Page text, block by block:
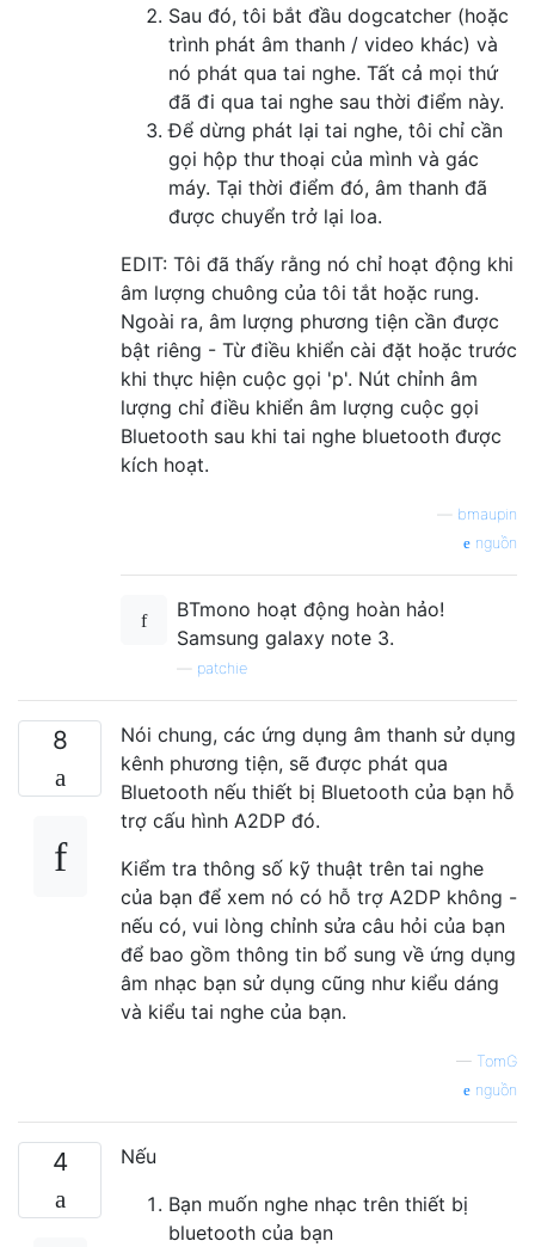
Sau đó, tôi bắt đầu dogcatcher (hoặc
trình phát âm thanh / video khác) và
nó phát qua tai nghe. Tất cả mọi thứ
đã đi qua tai nghe sau thời điểm này.
Để dừng phát lại tai nghe, tôi chỉ cần
gọi hộp thư thoại của mình và gác
máy. Tại thời điểm đó, âm thanh đã
được chuyển trở lại loa.
EDIT: Tôi đã thấy rằng nó chỉ hoạt động khi
âm lượng chuông của tôi tắt hoặc rung.
Ngoài ra, âm lượng phương tiện cần được
bật riêng - Từ điều khiển cài đặt hoặc trước
khi thực hiện cuộc gọi 'p'. Nút chỉnh âm
lượng chỉ điều khiển âm lượng cuộc gọi
Bluetooth sau khi tai nghe bluetooth được
kích hoạt.
bmaupin
nguồn
BTmono hoạt động hoàn hảo!
Samsung galaxy note 3.
patchie
8
Nói chung, các ứng dụng âm thanh sử dụng
kênh phương tiện, sẽ được phát qua
Bluetooth nếu thiết bị Bluetooth của bạn hỗ
trợ cấu hình A2DP đó.
Kiểm tra thông số kỹ thuật trên tai nghe
của bạn để xem nó có hỗ trợ A2DP không -
nếu có, vui lòng chỉnh sửa câu hỏi của bạn
để bao gồm thông tin bổ sung về ứng dụng
âm nhạc bạn sử dụng cũng như kiểu dáng
và kiểu tai nghe của bạn.
— TomG
nguồn
4
Nếu
Bạn muốn nghe nhạc trên thiết bị
bluetooth của bạn